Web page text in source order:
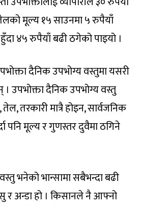
मूल्य १५ साउनमा ५ रुपैयाँ
४५ रुपैयाँ बढी ठगेको पाइयो ।
दैनिक उपभोग्य वस्तुमा यसरी
उपभोक्ता दैनिक उपभोग्य वस्तु
तरकारी मात्रै होइन, सार्वजनिक
पनि मूल्य र गुणस्तर दुवैमा ठगिने
भनेको भान्सामा सबैभन्दा बढी
र अन्डा हो । किसानले नै आफ्नो